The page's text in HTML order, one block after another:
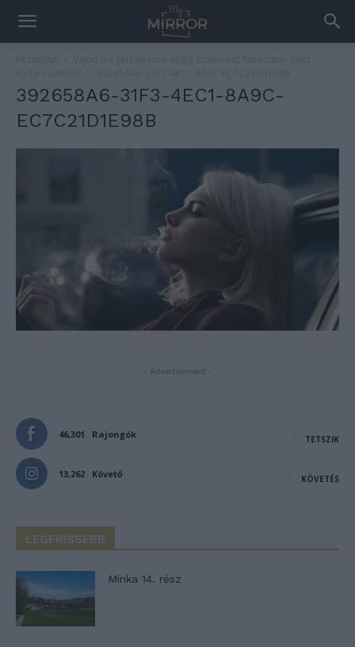
392658A6-31F3-4EC1-8A9C-
EC7C21D1E98B
- Advertisement -
46,301 Rajongók TETSZIK
13,262 Követő KÖVETÉS
LEGFRISSEBB
Minka 14. rész